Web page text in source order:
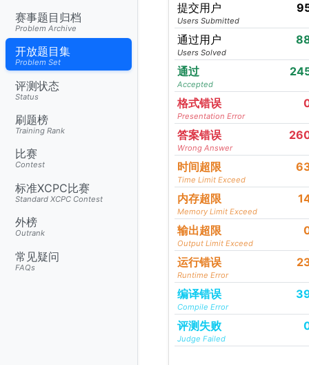
赛事题目归档
Problem Archive
开放题目集
Problem Set
评测状态
Status
刷题榜
Training Rank
比赛
Contest
标准XCPC比赛
Standard XCPC Contest
外榜
Outrank
常见疑问
FAQs
提交用户
Users Submitted
通过用户
Users Solved
通过
Accepted
格式错误
Presentation Error
答案错误
Wrong Answer
时间超限
Time Limit Exceed
内存超限
Memory Limit Exceed
输出超限
Output Limit Exceed
运行错误
Runtime Error
编译错误
Compile Error
评测失败
Judge Failed